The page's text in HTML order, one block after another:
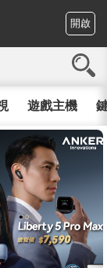
開啟
遊戲主機